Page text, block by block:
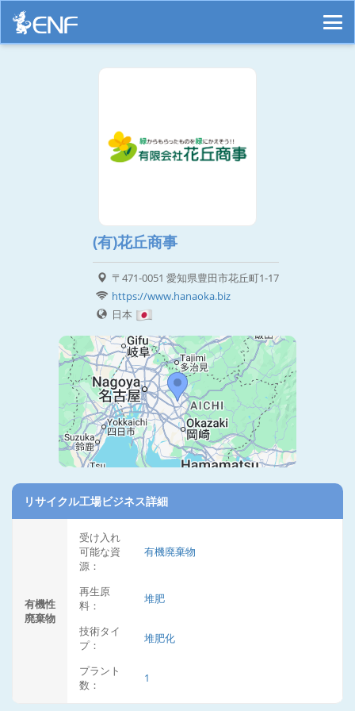
(有)花丘商事
〒471-0051 愛知県豊田市花丘町1-17
https://www.hanaoka.biz
日本
リサイクル工場ビジネス詳細
有機性
廃棄物
受け入れ
可能な資
源：
有機廃棄物
再生原
料：
堆肥
技術タイ
プ：
堆肥化
プラント
数：
1